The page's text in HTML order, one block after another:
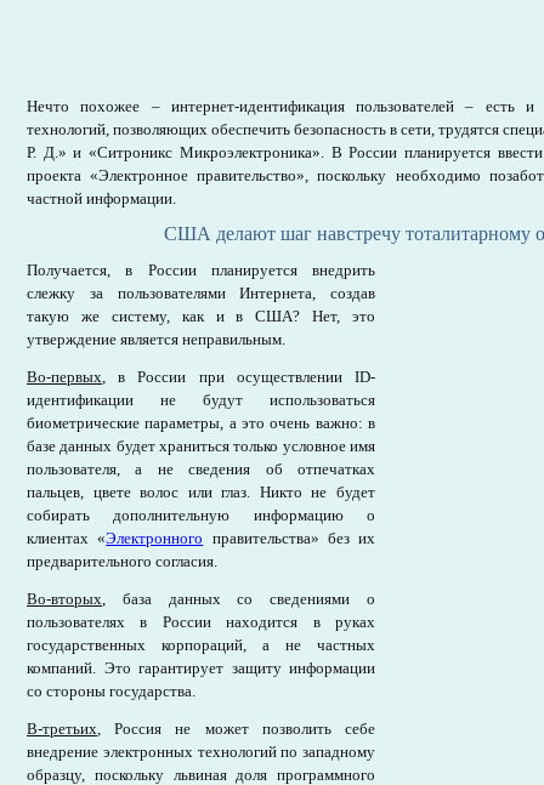
Нечто похожее – интернет-идентификация пользователей – есть
технологий, позволяющих обеспечить безопасность в сети, трудятся
Р. Д.» и «Ситроникс Микроэлектроника». В России планируется
проекта «Электронное правительство», поскольку необходимо
частной информации.
США делают шаг навстречу тоталитарному
Получается, в России планируется внедрить
слежку за пользователями Интернета, создав
такую же систему, как и в США? Нет, это
утверждение является неправильным.
Во-первых, в России при осуществлении ID-
идентификации не будут использоваться
биометрические параметры, а это очень важно: в
базе данных будет храниться только условное имя
пользователя, а не сведения об отпечатках
пальцев, цвете волос или глаз. Никто не будет
собирать дополнительную информацию о
клиентах «Электронного правительства» без их
предварительного согласия.
Во-вторых, база данных со сведениями о
пользователях в России находится в руках
государственных корпораций, а не частных
компаний. Это гарантирует защиту информации
со стороны государства.
В-третьих, Россия не может позволить себе
внедрение электронных технологий по западному
образцу, поскольку львиная доля программного